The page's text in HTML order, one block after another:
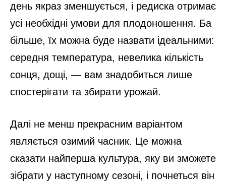
день якраз зменшується, і редиска отримає
усі необхідні умови для плодоношення. Ба
більше, їх можна буде назвати ідеальними:
середня температура, невелика кількість
сонця, дощі, — вам знадобиться лише
спостерігати та збирати урожай.
Далі не менш прекрасним варіантом
являється озимий часник. Це можна
сказати найперша культура, яку ви зможете
зібрати у наступному сезоні, і почнеться він